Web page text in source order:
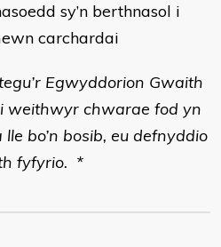
sy’n berthnasol i
carchardai
Egwyddorion Gwaith
weithwyr chwarae fod yn
bo’n bosib, eu defnyddio
fyfyrio. *